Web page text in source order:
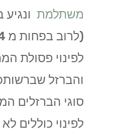
משתלמתונגיע
לפינוי פסולת
והברזל
סוגי הברזלים
לפינוי כוללים